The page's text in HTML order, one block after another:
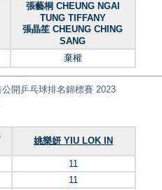
張藝桐 CHEUNG NGAI
TUNG TIFFANY
張晶笙 CHEUNG CHING
SANG
棄權
開乒乓球排名錦標賽 2023
姚樂妍 YIU LOK IN
11
11